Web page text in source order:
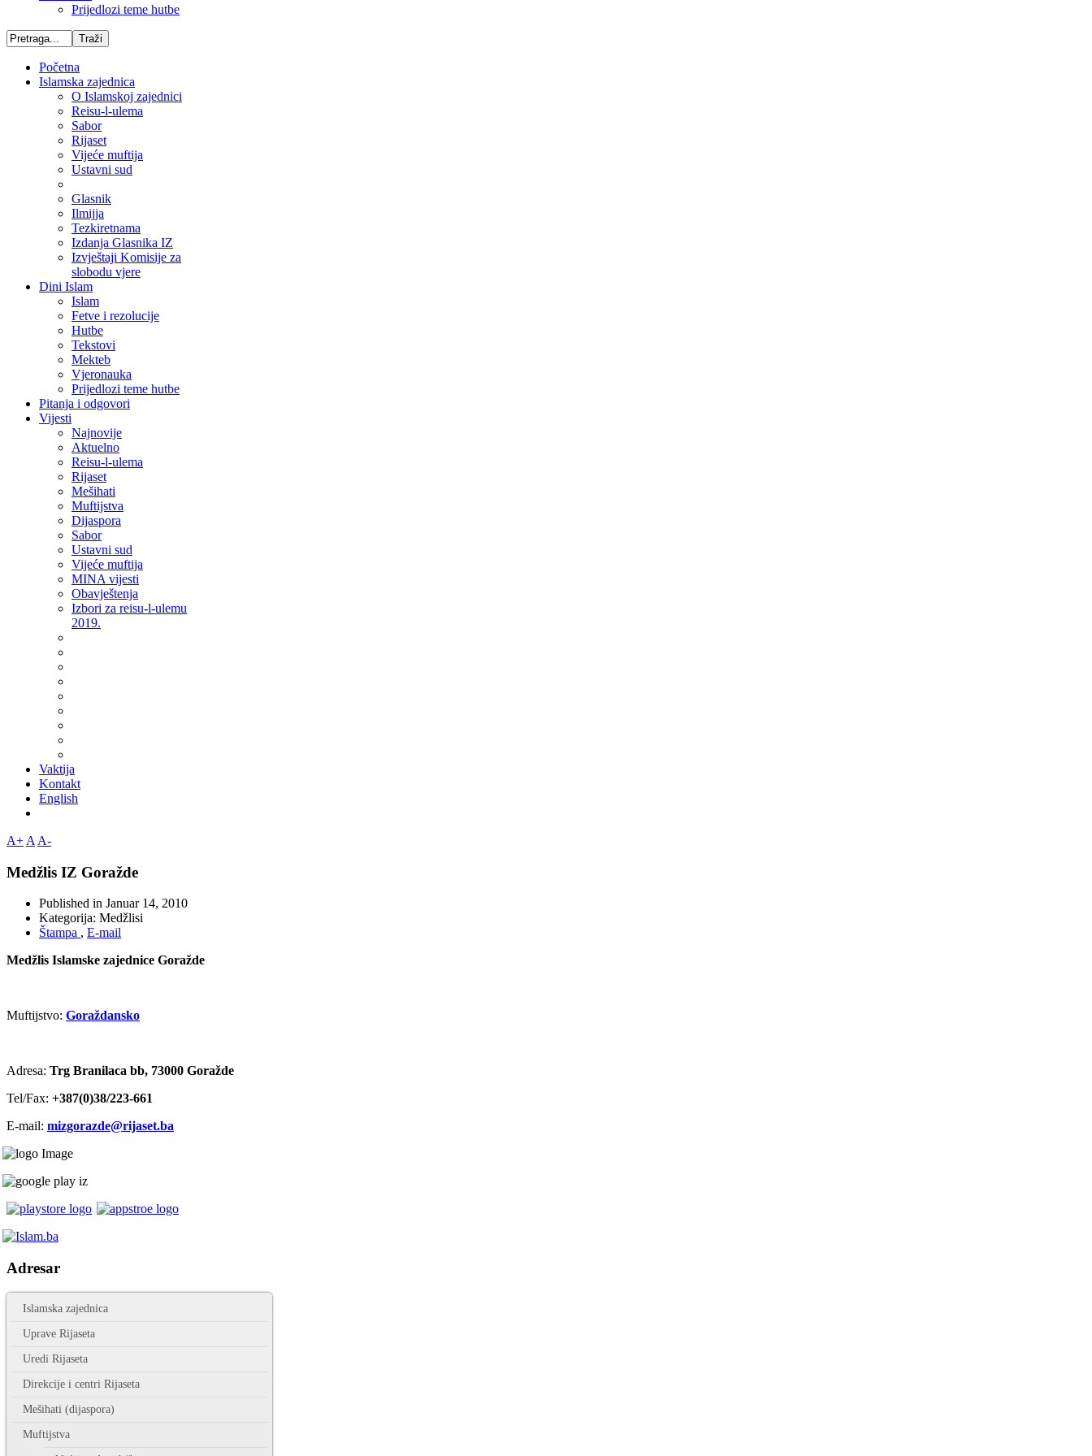
Prijedlozi teme hutbe
Početna
Islamska zajednica
O Islamskoj zajednici
Reisu-l-ulema
Sabor
Rijaset
Vijeće muftija
Ustavni sud
Glasnik
Ilmijja
Tezkiretnama
Izdanja Glasnika IZ
Izvještaji Komisije za
slobodu vjere
Dini Islam
Islam
Fetve i rezolucije
Hutbe
Tekstovi
Mekteb
Vjeronauka
Prijedlozi teme hutbe
Pitanja i odgovori
Vijesti
Najnovije
Aktuelno
Reisu-l-ulema
Rijaset
Mešihati
Muftijstva
Dijaspora
Sabor
Ustavni sud
Vijeće muftija
MINA vijesti
Obavještenja
Izbori za reisu-l-ulemu
2019.
Vaktija
Kontakt
English
A+ A A-
Medžlis IZ Goražde
Published in Januar 14, 2010
Kategorija: Medžlisi
Štampa , E-mail
Medžlis Islamske zajednice Goražde
Muftijstvo: Goraždansko
Adresa: Trg Branilaca bb, 73000 Goražde
Tel/Fax: +387(0)38/223-661
E-mail: mizgorazde@rijaset.ba
Adresar
Islamska zajednica
Uprave Rijaseta
Uredi Rijaseta
Direkcije i centri Rijaseta
Mešihati (dijaspora)
Muftijstva